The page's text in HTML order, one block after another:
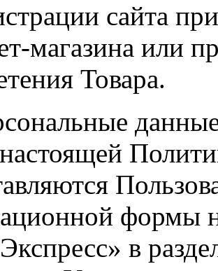
сайта
магазина или
Товара.
формы
в